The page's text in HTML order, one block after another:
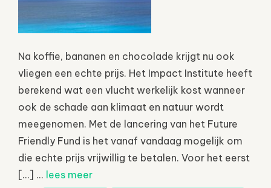
Na koffie, bananen en chocolade krijgt nu ook
vliegen een echte prijs. Het Impact Institute heeft
berekend wat een vlucht werkelijk kost wanneer
ook de schade aan klimaat en natuur wordt
meegenomen. Met de lancering van het Future
Friendly Fund is het vanaf vandaag mogelijk om
die echte prijs vrijwillig te betalen. Voor het eerst
[…] ... lees meer